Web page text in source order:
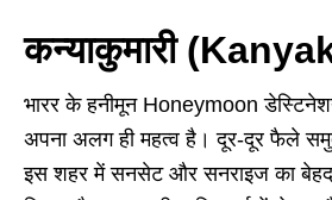
कन्याकुमारी
भारर के हनीमून Honeymoon
अपना अलग ही महत्व है। दूर-दूर फैले
इस शहर में सनसेट और सनराइज का